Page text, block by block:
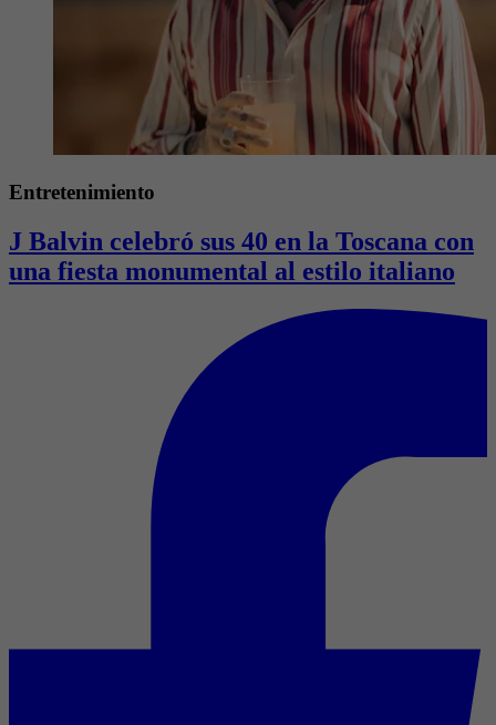
Entretenimiento
J Balvin celebró sus 40 en la Toscana con
una fiesta monumental al estilo italiano